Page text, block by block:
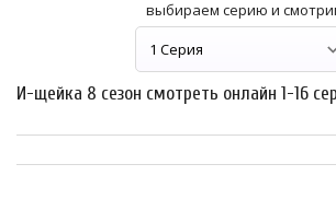
выбираем серию и
И-щейка 8 сезон смотреть онлайн 1-16